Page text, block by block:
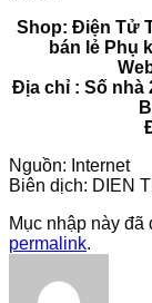
Shop: Điện Tử
bán lẻ Phụ
Địa chỉ : Số nhà
Nguồn: Internet
Biên dịch: DIEN
Mục nhập này
permalink.